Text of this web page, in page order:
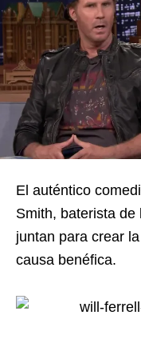
El auténtico
Smith, baterista
juntan para crear
causa benéfica.